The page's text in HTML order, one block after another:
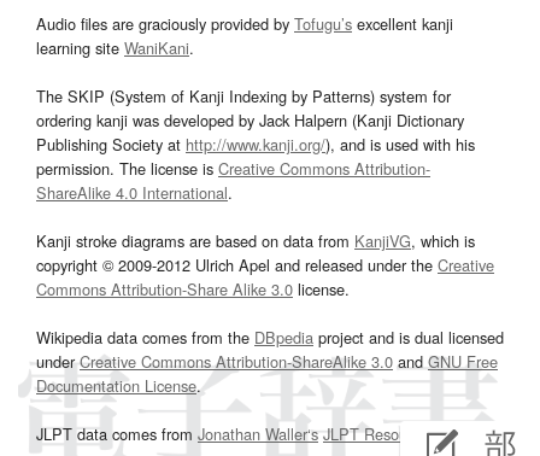
Audio files are graciously provided by Tofugu’s excellent kanji
learning site WaniKani.
The SKIP (System of Kanji Indexing by Patterns) system for
ordering kanji was developed by Jack Halpern (Kanji Dictionary
Publishing Society at http://www.kanji.org/), and is used with his
permission. The license is Creative Commons Attribution-
ShareAlike 4.0 International.
Kanji stroke diagrams are based on data from KanjiVG, which is
copyright © 2009-2012 Ulrich Apel and released under the Creative
Commons Attribution-Share Alike 3.0 license.
Wikipedia data comes from the DBpedia project and is dual licensed
underCreative Commons Attribution-ShareAlike 3.0and GNU Free
Documentation License.
JLPT data comes from Jonathan Waller‘s JLPT Resourcespage.